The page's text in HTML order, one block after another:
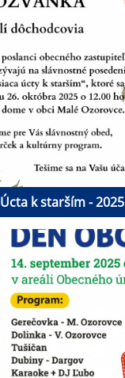
Úcta k starším - 2025